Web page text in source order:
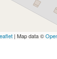
| Map data ©